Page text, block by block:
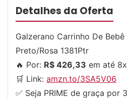
Detalhes da Oferta
Galzerano Carrinho De
Preto/Rosa 1381Ptr
🔥 Por: R$ 426,33 em até 8x
🛒 Link: amzn.to/3SA5V06
✅ Seja PRIME de graça por